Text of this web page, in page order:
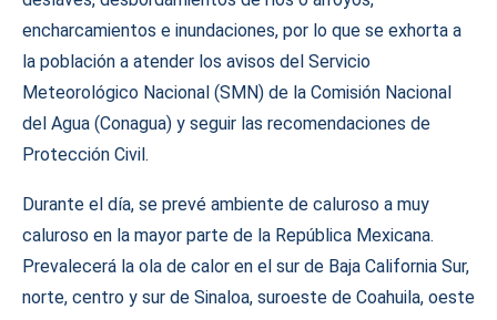
encharcamientos e inundaciones, por lo que se exhorta a
la población a atender los avisos del Servicio
Meteorológico Nacional (SMN) de la Comisión Nacional
del Agua (Conagua) y seguir las recomendaciones de
Protección Civil.
Durante el día, se prevé ambiente de caluroso a muy
caluroso en la mayor parte de la República Mexicana.
Prevalecerá la ola de calor en el sur de Baja California Sur,
norte, centro y sur de Sinaloa, suroeste de Coahuila, oeste